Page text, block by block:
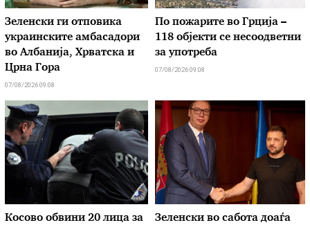
Зеленски ги отповика
украинските амбасадори
во Албанија, Хрватска и
Црна Гора
07/08/2026 09:08
По пожарите во Грција –
118 објекти се несоодветни
за употреба
07/08/2026 09:08
Косово обвини 20 лица за
Зеленски во сабота доаѓа